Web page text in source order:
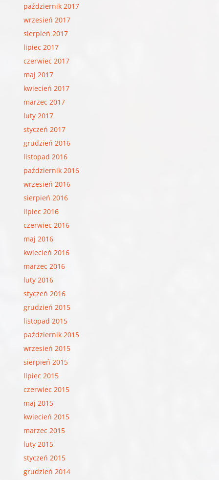
październik 2017
wrzesień 2017
sierpień 2017
lipiec 2017
czerwiec 2017
maj 2017
kwiecień 2017
marzec 2017
luty 2017
styczeń 2017
grudzień 2016
listopad 2016
październik 2016
wrzesień 2016
sierpień 2016
lipiec 2016
czerwiec 2016
maj 2016
kwiecień 2016
marzec 2016
luty 2016
styczeń 2016
grudzień 2015
listopad 2015
październik 2015
wrzesień 2015
sierpień 2015
lipiec 2015
czerwiec 2015
maj 2015
kwiecień 2015
marzec 2015
luty 2015
styczeń 2015
grudzień 2014